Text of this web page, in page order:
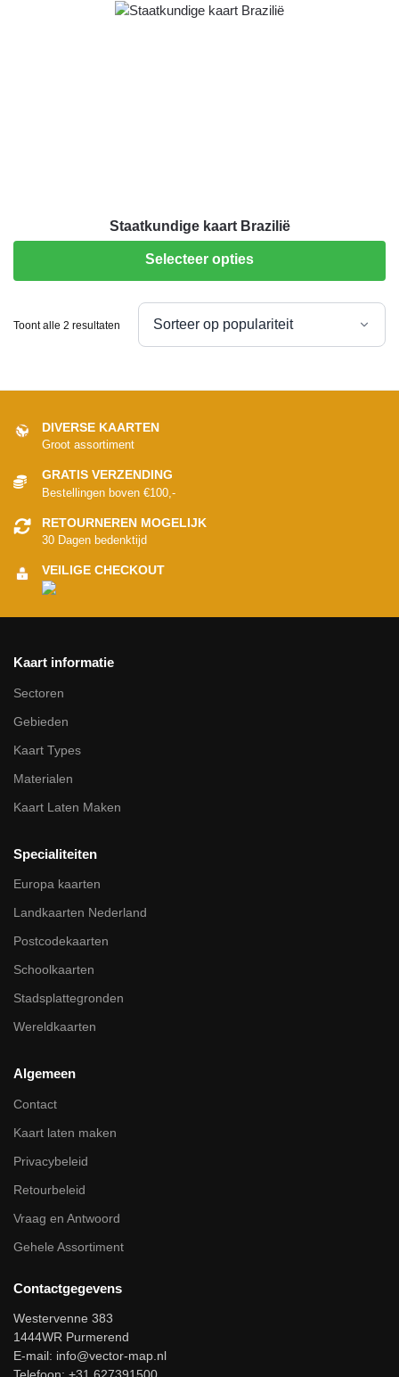
Staatkundige kaart Brazilië
Selecteer opties
Toont alle 2 resultaten
DIVERSE KAARTEN
Groot assortiment
GRATIS VERZENDING
Bestellingen boven €100,-
RETOURNEREN MOGELIJK
30 Dagen bedenktijd
VEILIGE CHECKOUT
Kaart informatie
Sectoren
Gebieden
Kaart Types
Materialen
Kaart Laten Maken
Specialiteiten
Europa kaarten
Landkaarten Nederland
Postcodekaarten
Schoolkaarten
Stadsplattegronden
Wereldkaarten
Algemeen
Contact
Kaart laten maken
Privacybeleid
Retourbeleid
Vraag en Antwoord
Gehele Assortiment
Contactgegevens
Westervenne 383
1444WR Purmerend
E-mail: info@vector-map.nl